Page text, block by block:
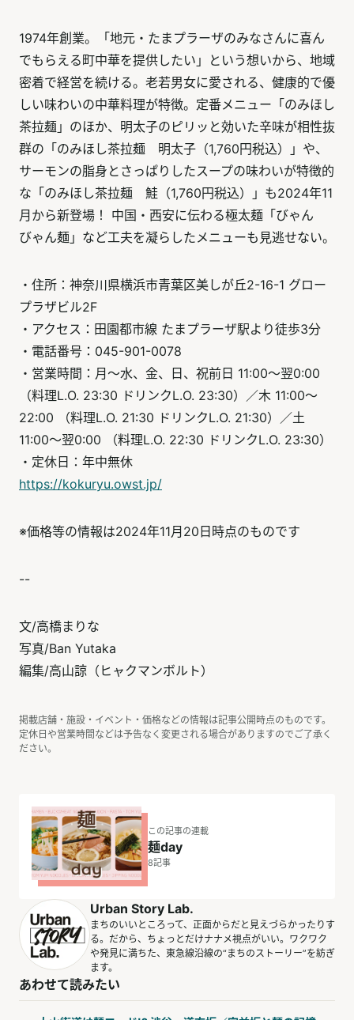
1974年創業。「地元・たまプラーザのみなさんに喜ん
でもらえる町中華を提供したい」という想いから、地域
密着で経営を続ける。老若男女に愛される、健康的で優
しい味わいの中華料理が特徴。定番メニュー「のみほし
茶拉麺」のほか、明太子のピリッと効いた辛味が相性抜
群の「のみほし茶拉麺 明太子（1,760円税込）」や、
サーモンの脂身とさっぱりしたスープの味わいが特徴的
な「のみほし茶拉麺 鮭（1,760円税込）」も2024年11
月から新登場！ 中国・西安に伝わる極太麺「びゃん
びゃん麺」など工夫を凝らしたメニューも見逃せない。
・住所：神奈川県横浜市青葉区美しが丘2-16-1 グロー
プラザビル2F
・アクセス：田園都市線 たまプラーザ駅より徒歩3分
・電話番号：045-901-0078
・営業時間：月～水、金、日、祝前日 11:00～翌0:00
（料理L.O. 23:30 ドリンクL.O. 23:30）／木 11:00～
22:00 （料理L.O. 21:30 ドリンクL.O. 21:30）／土
11:00～翌0:00 （料理L.O. 22:30 ドリンクL.O. 23:30）
・定休日：年中無休
https://kokuryu.owst.jp/
※価格等の情報は2024年11月20日時点のものです
--
文/高橋まりな
写真/Ban Yutaka
編集/高山諒（ヒャクマンボルト）
掲載店舗・施設・イベント・価格などの情報は記事公開時点のものです。
定休日や営業時間などは予告なく変更される場合がありますのでご了承く
ださい。
この記事の連載
麺day
8記事
Urban Story Lab.
まちのいいところって、正面からだと見えづらかったりす
る。だから、ちょっとだけナナメ視点がいい。ワクワク
や発見に満ちた、東急線沿線の“まちのストーリー”を紡ぎ
ます。
あわせて読みたい